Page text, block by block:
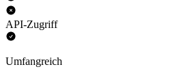
API-Zugriff
Umfangreich